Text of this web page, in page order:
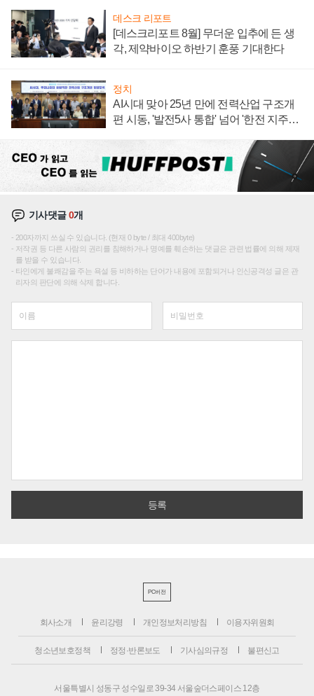
데스크 리포트
[데스크리포트 8월] 무더운 입추에 든 생
각, 제약바이오 하반기 훈풍 기대한다
정치
AI시대 맞아 25년 만에 전력산업 구조개
편 시동, '발전5사 통합' 넘어 '한전 지주사'
기사댓글0개
200자까지 쓰실 수 있습니다. (현재 0 byte / 최대 400byte)
저작권 등 다른 사람의 권리를 침해하거나 명예를 훼손하는 댓글은 관련 법률에 의해 제재
를 받을 수 있습니다.
타인에게 불쾌감을 주는 욕설 등 비하하는 단어가 내용에 포함되거나 인신공격성 글은 관
리자의 판단에 의해 삭제 합니다.
PC버전
회사소개 윤리강령 개인정보처리방침 이용자위원회
청소년보호정책 정정·반론보도 기사심의규정 불편신고
서울특별시 성동구 성수일로 39-34 서울숲더스페이스 12층